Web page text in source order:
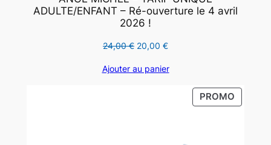
ADULTE/ENFANT – Ré-ouverture le 4 avril
2026 !
24,00€ Le
initial
20,00 €Le
actuel
20,00 €.
Ajouter au panier
PROMO
EN